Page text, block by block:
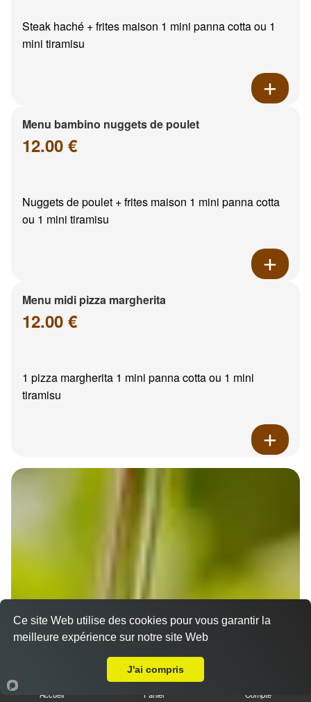
Steak haché + frites maison 1 mini panna cotta ou 1
mini tiramisu
Menu bambino nuggets de poulet
12.00 €
Nuggets de poulet + frites maison 1 mini panna cotta
ou 1 mini tiramisu
Menu midi pizza margherita
12.00 €
1 pizza margherita 1 mini panna cotta ou 1 mini
tiramisu
Accueil Panier Compte
Ce site Web utilise des cookies pour vous garantir la
meilleure expérience sur notre site Web
J'ai compris